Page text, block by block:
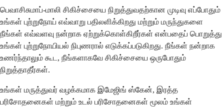
பெவாசிசுமாப்-மாலி சிகிச்சையை நிறுத்துவதற்கான முடிவு எப்போதும்
உங்கள் புற்றுநோய் எவ்வாறு பதிலளிக்கிறது மற்றும் மருந்துகளை
நீங்கள் எவ்வளவு நன்றாக ஏற்றுக்கொள்கிறீர்கள் என்பதைப் பொறுத்து
உங்கள் புற்றுநோயியல் நிபுணரால் எடுக்கப்படுகிறது. நீங்கள் நன்றாக
உணர்ந்தாலும் கூட, நீங்களாகவே சிகிச்சையை ஒருபோதும்
நிறுத்தாதீர்கள்.
உங்கள் மருத்துவர் வழக்கமாக இமேஜிங் ஸ்கேன், இரத்த
பரிசோதனைகள் மற்றும் உடல் பரிசோதனைகள் மூலம் உங்கள்